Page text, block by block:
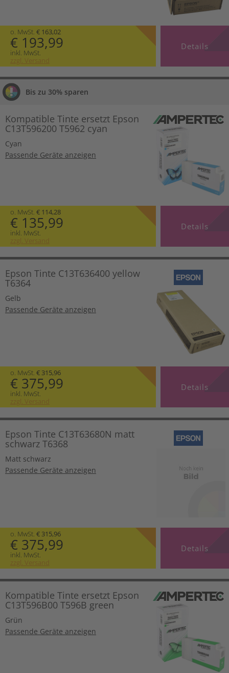
o. MwSt. € 163,02
€ 193,99
inkl. MwSt.
zzgl. Versand
Details
Bis zu 30% sparen
Kompatible Tinte ersetzt Epson
C13T596200 T5962 cyan
Cyan
Passende Geräte anzeigen
o. MwSt. € 114,28
€ 135,99
inkl. MwSt.
zzgl. Versand
Details
Epson Tinte C13T636400 yellow
T6364
Gelb
Passende Geräte anzeigen
o. MwSt. € 315,96
€ 375,99
inkl. MwSt.
zzgl. Versand
Details
Epson Tinte C13T63680N matt
schwarz T6368
Matt schwarz
Passende Geräte anzeigen
o. MwSt. € 315,96
€ 375,99
inkl. MwSt.
zzgl. Versand
Details
Kompatible Tinte ersetzt Epson
C13T596B00 T596B green
Grün
Passende Geräte anzeigen